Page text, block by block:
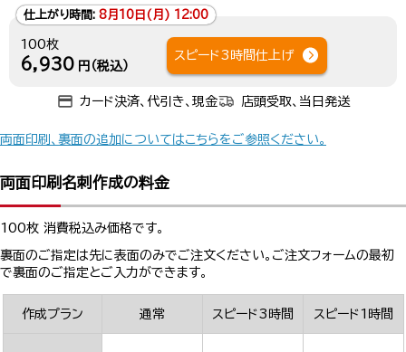
仕上がり時間: 8月10日(月) 12:00
100枚
6,930 円（税込）
スピード3時間仕上げ
カード決済、代引き、現金 店頭受取、当日発送
両面印刷、裏面の追加についてはこちらをご参照ください。
両面印刷名刺作成の料金
100枚 消費税込み価格です。
裏面のご指定は先に表面のみでご注文ください。ご注文フォームの最初
で裏面のご指定とご入力ができます。
作成プラン 通常 スピード3時間 スピード1時間